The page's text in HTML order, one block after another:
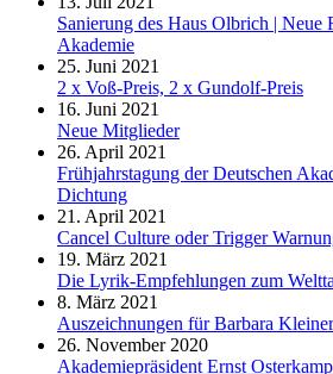
Sanierung des Haus Olbrich | Neue
Akademie
25. Juni 2021
2 x Voß-Preis, 2 x Gundolf-Preis
16. Juni 2021
Neue Mitglieder
26. April 2021
Frühjahrstagung der Deutschen
Dichtung
21. April 2021
Cancel Culture oder Trigger
19. März 2021
Die Lyrik-Empfehlungen zum
8. März 2021
Auszeichnungen für Barbara
26. November 2020
Akademiepräsident Ernst